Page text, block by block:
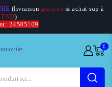
(livraison gratuite si achat sup à
)
24585109
0